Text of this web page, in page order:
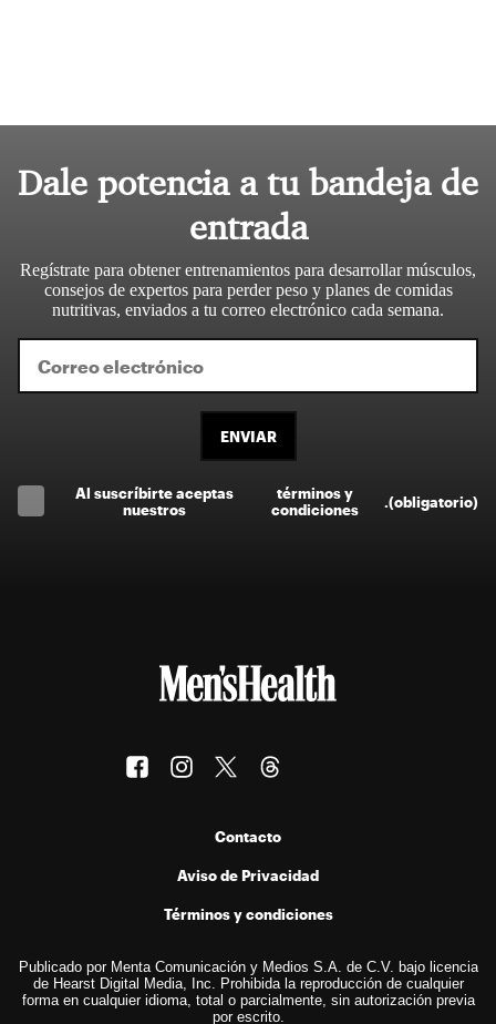
Dale potencia a tu bandeja de
entrada
Regístrate para obtener entrenamientos para desarrollar músculos,
consejos de expertos para perder peso y planes de comidas
nutritivas, enviados a tu correo electrónico cada semana.
ENVIAR
Al suscríbirte aceptas
nuestros
términos y
condiciones
(obligatorio)
Contacto
Aviso de Privacidad
Términos y condiciones
Publicado por Menta Comunicación y Medios S.A. de C.V. bajo licencia
de Hearst Digital Media, Inc. Prohibida la reproducción de cualquier
forma en cualquier idioma, total o parcialmente, sin autorización previa
por escrito.